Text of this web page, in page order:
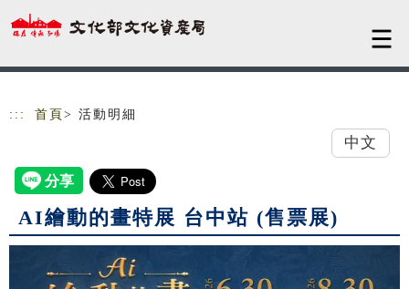
跳到主要內容
網站導覽
::: 首頁 > 活動明細
中文
AI繪動的畫特展 台中站 (售票展)